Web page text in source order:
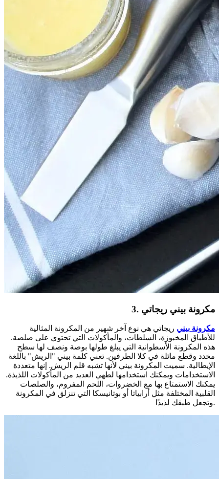
3. مكرونة بيني ريجاتي
مكرونة بيني ريجاتي هي نوع آخر شهير من المكرونة المثالية
للأطباق المخبوزة، السلطات، والمأكولات التي تحتوي على صلصة.
هذه المكرونة الأسطوانية التي يبلغ طولها بوصة ونصف لها سطح
مخدد وقطع مائلة في كلا الطرفين. تعني كلمة بيني "الريش" باللغة
الإيطالية. سميت المكرونة بيني لأنها تشبه قلم الريش. إنها متعددة
الاستخدامات ويمكنك استخدامها لطهي العديد من المأكولات اللذيذة.
يمكنك الاستمتاع بها مع الخضروات، اللحم المفروم، والصلصات
القلبية المختلفة مثل أرابياتا أو بوتانيسكا التي تنزلق في المكرونة
وتجعل طبقك لذيذًا.